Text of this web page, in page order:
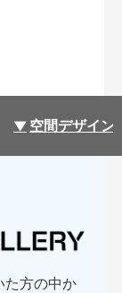
空間デザイン
た方の中か